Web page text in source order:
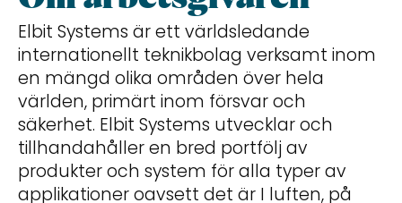
Elbit Systems är ett världsledande
internationellt teknikbolag verksamt inom
en mängd olika områden över hela
världen, primärt inom försvar och
säkerhet. Elbit Systems utvecklar och
tillhandahåller en bred portfölj av
produkter och system för alla typer av
applikationer oavsett det är I luften, på